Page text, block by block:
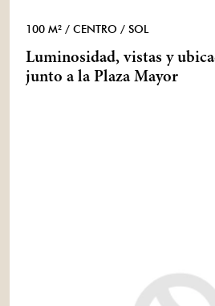
100 M² / CENTRO / SOL
Luminosidad, vistas y
junto a la Plaza Mayor